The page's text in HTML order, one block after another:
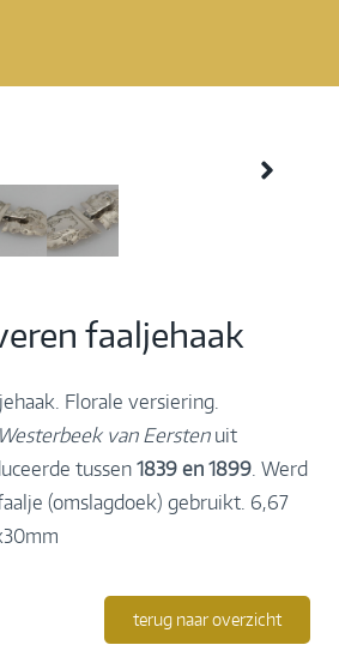
faaljehaak
Florale versiering.
van Eerstenuit
tussen1839 en 1899. Werd
(omslagdoek) gebruikt. 6,67
terug naar overzicht